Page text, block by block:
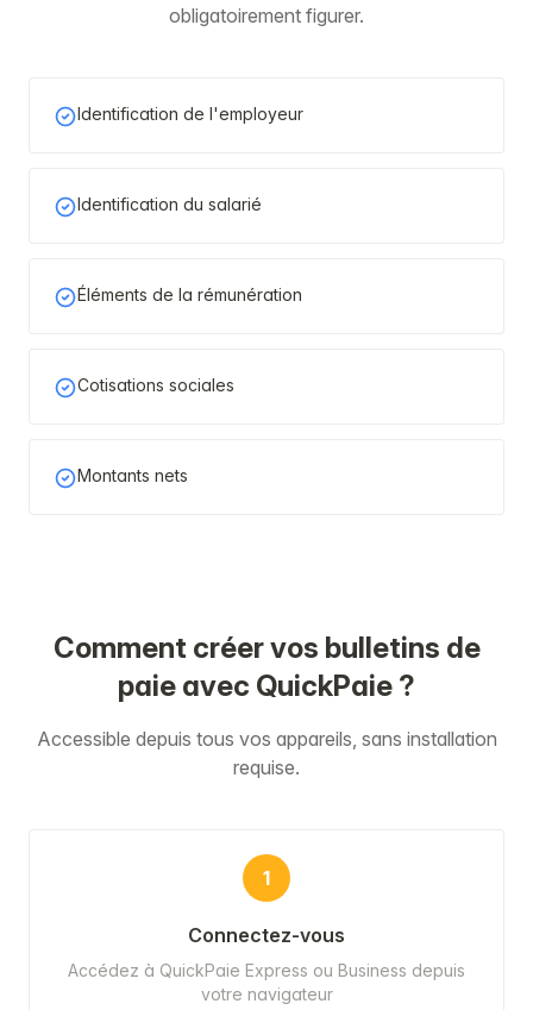
obligatoirement figurer.
Identification de l'employeur
Identification du salarié
Éléments de la rémunération
Cotisations sociales
Montants nets
Comment créer vos bulletins de
paie avec QuickPaie ?
Accessible depuis tous vos appareils, sans installation
requise.
1
Connectez-vous
Accédez à QuickPaie Express ou Business depuis
votre navigateur